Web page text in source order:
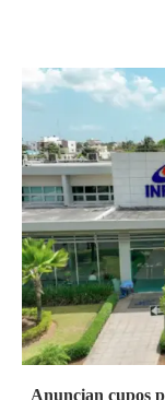
Anuncian cupos